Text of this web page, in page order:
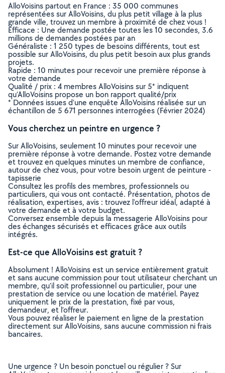
AlloVoisins partout en France : 35 000 communes
représentées sur AlloVoisins, du plus petit village à la plus
grande ville, trouvez un membre à proximité de chez vous !
Efficace : Une demande postée toutes les 10 secondes, 3.6
millions de demandes postées par an
Généraliste : 1 250 types de besoins différents, tout est
possible sur AlloVoisins, du plus petit besoin aux plus grands
projets.
Rapide : 10 minutes pour recevoir une première réponse à
votre demande
Qualité / prix : 4 membres AlloVoisins sur 5* indiquent
qu’AlloVoisins propose un bon rapport qualité/prix
* Données issues d’une enquête AlloVoisins réalisée sur un
échantillon de 5 671 personnes interrogées (Février 2024)
Vous cherchez un peintre en urgence ?
Sur AlloVoisins, seulement 10 minutes pour recevoir une
première réponse à votre demande. Postez votre demande
et trouvez en quelques minutes un membre de confiance,
autour de chez vous, pour votre besoin urgent de peinture -
tapisserie
Consultez les profils des membres, professionnels ou
particuliers, qui vous ont contacté. Présentation, photos de
réalisation, expertises, avis : trouvez l'offreur idéal, adapté à
votre demande et à votre budget.
Conversez ensemble depuis la messagerie AlloVoisins pour
des échanges sécurisés et efficaces grâce aux outils
intégrés.
Est-ce que AlloVoisins est gratuit ?
Absolument ! AlloVoisins est un service entièrement gratuit
et sans aucune commission pour tout utilisateur cherchant un
membre, qu’il soit professionnel ou particulier, pour une
prestation de service ou une location de matériel. Payez
uniquement le prix de la prestation, fixé par vous,
demandeur, et l’offreur.
Vous pouvez réaliser le paiement en ligne de la prestation
directement sur AlloVoisins, sans aucune commission ni frais
bancaires.
Une urgence ? Un besoin ponctuel ou régulier ? Sur